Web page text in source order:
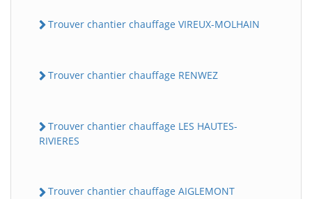
Trouver chantier chauffage VIREUX-MOLHAIN
Trouver chantier chauffage RENWEZ
Trouver chantier chauffage LES HAUTES-
RIVIERES
Trouver chantier chauffage AIGLEMONT